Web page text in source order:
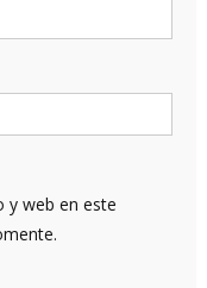
y web en este